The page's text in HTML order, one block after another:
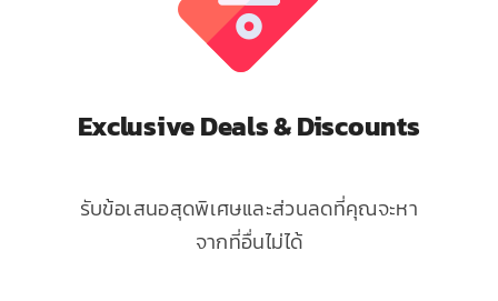
Exclusive Deals & Discounts
รับข้อเสนอสุดพิเศษและส่วนลดที่คุณจะหา
จากที่อื่นไม่ได้